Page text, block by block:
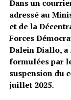
Dans un
adressé au
et de la
Forces
Dalein Diallo,
formulées par
suspension du
juillet 2025.